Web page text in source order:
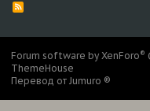
R
Forum software by XenForo®
ThemeHouse
Перевод от Jumuro ®